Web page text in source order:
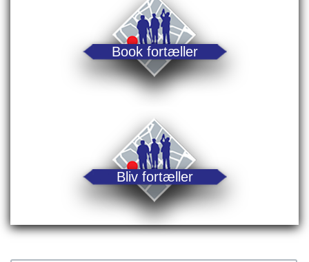
Book fortæller
Bliv fortæller